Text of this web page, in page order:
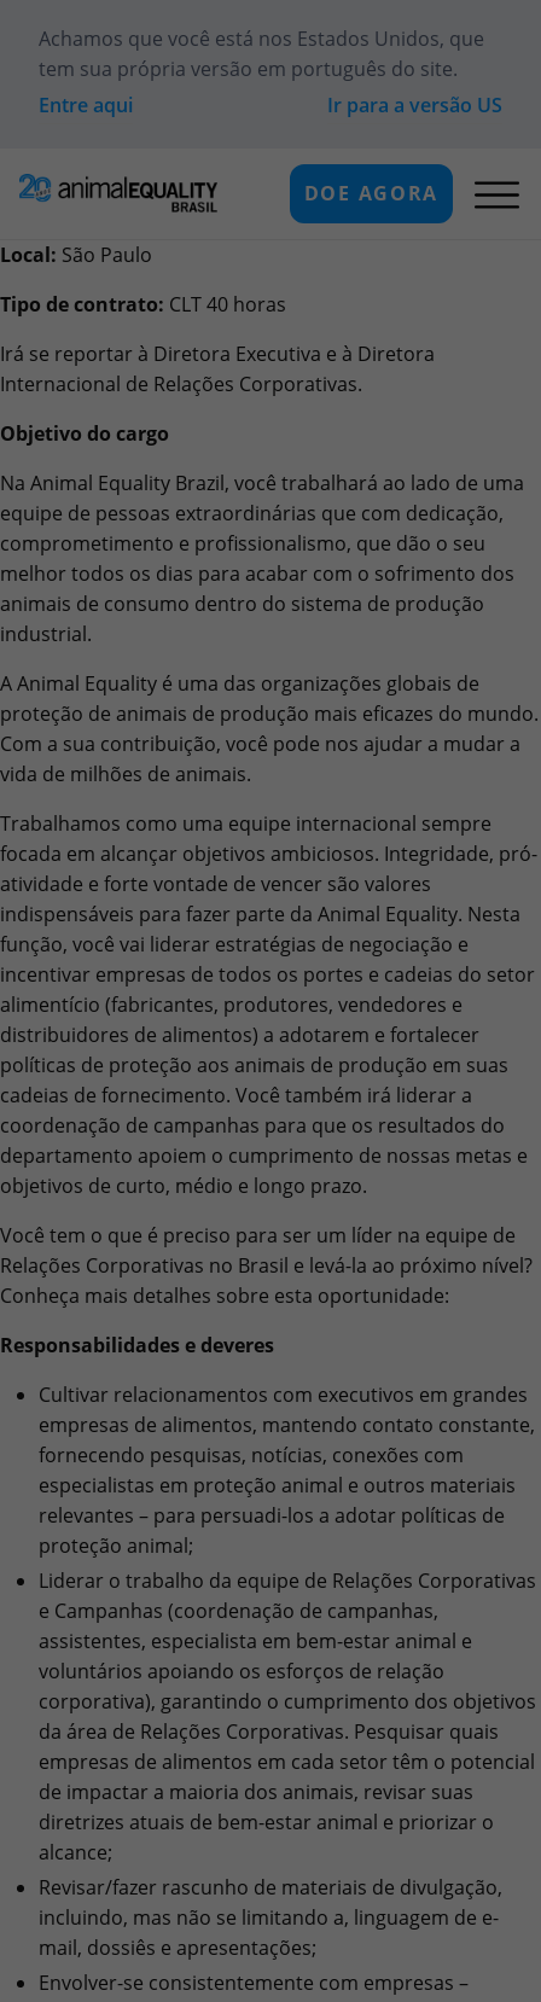
Achamos que você está nos Estados Unidos, que
tem sua própria versão em português do site.
Entre aqui
Ir para a versão US
DOE AGORA
Local: São Paulo
Tipo de contrato: CLT 40 horas
Irá se reportar à Diretora Executiva e à Diretora
Internacional de Relações Corporativas.
Objetivo do cargo
Na Animal Equality Brazil, você trabalhará ao lado de uma
equipe de pessoas extraordinárias que com dedicação,
comprometimento e profissionalismo, que dão o seu
melhor todos os dias para acabar com o sofrimento dos
animais de consumo dentro do sistema de produção
industrial.
A Animal Equality é uma das organizações globais de
proteção de animais de produção mais eficazes do mundo.
Com a sua contribuição, você pode nos ajudar a mudar a
vida de milhões de animais.
Trabalhamos como uma equipe internacional sempre
focada em alcançar objetivos ambiciosos. Integridade, pró-
atividade e forte vontade de vencer são valores
indispensáveis ​​para fazer parte da Animal Equality. Nesta
função, você vai liderar estratégias de negociação e
incentivar empresas de todos os portes e cadeias do setor
alimentício (fabricantes, produtores, vendedores e
distribuidores de alimentos) a adotarem e fortalecer
políticas de proteção aos animais de produção em suas
cadeias de fornecimento. Você também irá liderar a
coordenação de campanhas para que os resultados do
departamento apoiem o cumprimento de nossas metas e
objetivos de curto, médio e longo prazo.
Você tem o que é preciso para ser um líder na equipe de
Relações Corporativas no Brasil e levá-la ao próximo nível?
Conheça mais detalhes sobre esta oportunidade:
Responsabilidades e deveres
Cultivar relacionamentos com executivos em grandes
empresas de alimentos, mantendo contato constante,
fornecendo pesquisas, notícias, conexões com
especialistas em proteção animal e outros materiais
relevantes – para persuadi-los a adotar políticas de
proteção animal;
Liderar o trabalho da equipe de Relações Corporativas
e Campanhas (coordenação de campanhas,
assistentes, especialista em bem-estar animal e
voluntários apoiando os esforços de relação
corporativa), garantindo o cumprimento dos objetivos
da área de Relações Corporativas. Pesquisar quais
empresas de alimentos em cada setor têm o potencial
de impactar a maioria dos animais, revisar suas
diretrizes atuais de bem-estar animal e priorizar o
alcance;
Revisar/fazer rascunho de materiais de divulgação,
incluindo, mas não se limitando a, linguagem de e-
mail, dossiês e apresentações;
Envolver-se consistentemente com empresas –